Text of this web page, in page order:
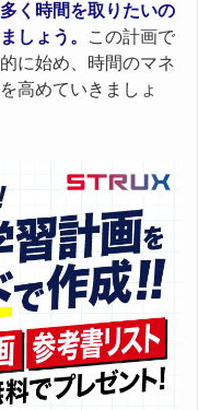
く時間を取りたいの
しょう。
この計画で
に始め、時間のマネ
高めていきましょ